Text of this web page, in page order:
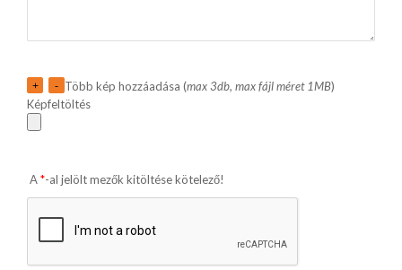
+ - Több kép hozzáadása (max 3db, max fájl méret 1MB)
Képfeltöltés
A*-al jelölt mezők kitöltése kötelező!